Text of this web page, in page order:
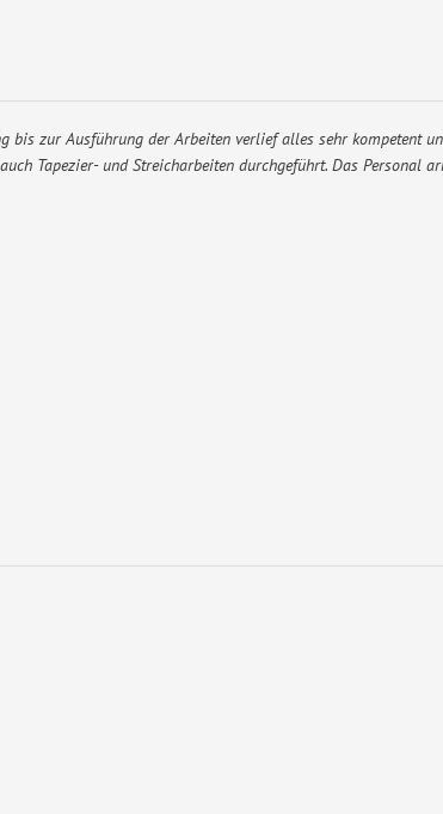
zur Ausführung der Arbeiten verlief alles sehr kompetent
Tapezier- und Streicharbeiten durchgeführt. Das Personal